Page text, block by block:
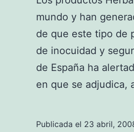
mundo y han
de que este tipo de
de inocuidad y
de España ha
en que se adjudica,
Publicada el 23 abril,